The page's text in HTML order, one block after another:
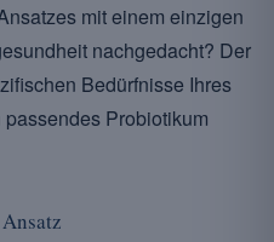
mit einem einzigen
nachgedacht? Der
Bedürfnisse Ihres
Probiotikum